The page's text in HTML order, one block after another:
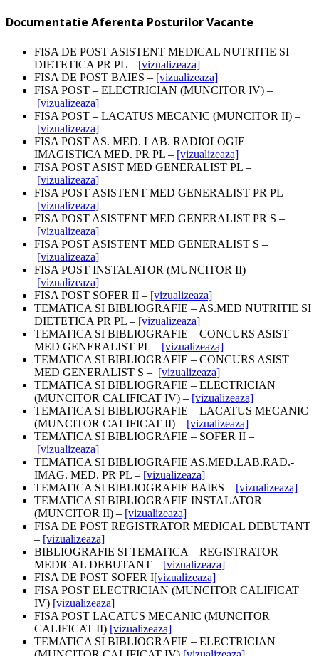
Documentatie Aferenta Posturilor Vacante
FISA DE POST ASISTENT MEDICAL NUTRITIE SI
DIETETICA PR PL – [vizualizeaza]
FISA DE POST BAIES – [vizualizeaza]
FISA POST – ELECTRICIAN (MUNCITOR IV) –
[vizualizeaza]
FISA POST – LACATUS MECANIC (MUNCITOR II) –
[vizualizeaza]
FISA POST AS. MED. LAB. RADIOLOGIE
IMAGISTICA MED. PR PL – [vizualizeaza]
FISA POST ASIST MED GENERALIST PL –
[vizualizeaza]
FISA POST ASISTENT MED GENERALIST PR PL –
[vizualizeaza]
FISA POST ASISTENT MED GENERALIST PR S –
[vizualizeaza]
FISA POST ASISTENT MED GENERALIST S –
[vizualizeaza]
FISA POST INSTALATOR (MUNCITOR II) –
[vizualizeaza]
FISA POST SOFER II – [vizualizeaza]
TEMATICA SI BIBLIOGRAFIE – AS.MED NUTRITIE SI
DIETETICA PR PL – [vizualizeaza]
TEMATICA SI BIBLIOGRAFIE – CONCURS ASIST
MED GENERALIST PL – [vizualizeaza]
TEMATICA SI BIBLIOGRAFIE – CONCURS ASIST
MED GENERALIST S – [vizualizeaza]
TEMATICA SI BIBLIOGRAFIE – ELECTRICIAN
(MUNCITOR CALIFICAT IV) – [vizualizeaza]
TEMATICA SI BIBLIOGRAFIE – LACATUS MECANIC
(MUNCITOR CALIFICAT II) – [vizualizeaza]
TEMATICA SI BIBLIOGRAFIE – SOFER II –
[vizualizeaza]
TEMATICA SI BIBLIOGRAFIE AS.MED.LAB.RAD.-
IMAG. MED. PR PL – [vizualizeaza]
TEMATICA SI BIBLIOGRAFIE BAIES – [vizualizeaza]
TEMATICA SI BIBLIOGRAFIE INSTALATOR
(MUNCITOR II) – [vizualizeaza]
FISA DE POST REGISTRATOR MEDICAL DEBUTANT
– [vizualizeaza]
BIBLIOGRAFIE SI TEMATICA – REGISTRATOR
MEDICAL DEBUTANT – [vizualizeaza]
FISA DE POST SOFER I[vizualizeaza]
FISA POST ELECTRICIAN (MUNCITOR CALIFICAT
IV) [vizualizeaza]
FISA POST LACATUS MECANIC (MUNCITOR
CALIFICAT II) [vizualizeaza]
TEMATICA SI BIBLIOGRAFIE – ELECTRICIAN